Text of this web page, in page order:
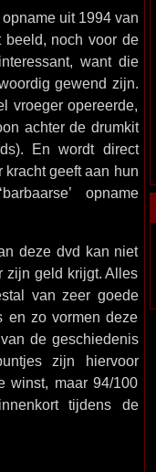
uit 1994 van
beeld, noch voor de
want die
gewend zijn.
vroeger opereerde,
achter de drumkit
En wordt direct
kracht geeft aan hun
opname
deze dvd kan niet
zijn geld krijgt. Alles
van zeer goede
en zo vormen deze
de geschiedenis
zijn hiervoor
winst, maar 94/100
tijdens de